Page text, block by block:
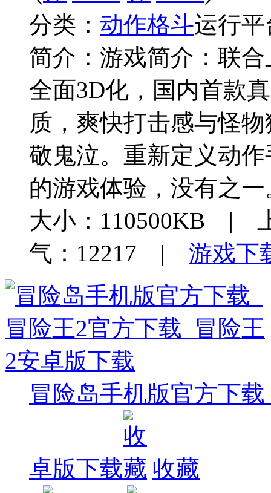
分类： 动作格斗运行平
简介： 游戏简介：联
全面3D化，国内首款
质，爽快打击感与怪
敬鬼泣。重新定义动
的游戏体验，没有之一
大小：110500KB |
气：12217 | 游戏下
冒险岛手机版官方下
卓版下载 收藏